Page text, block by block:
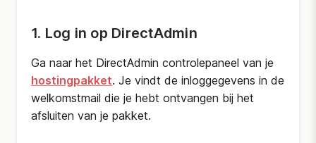
1. Log in op DirectAdmin
Ga naar het DirectAdmin controlepaneel van je
hostingpakket. Je vindt de inloggegevens in de
welkomstmail die je hebt ontvangen bij het
afsluiten van je pakket.